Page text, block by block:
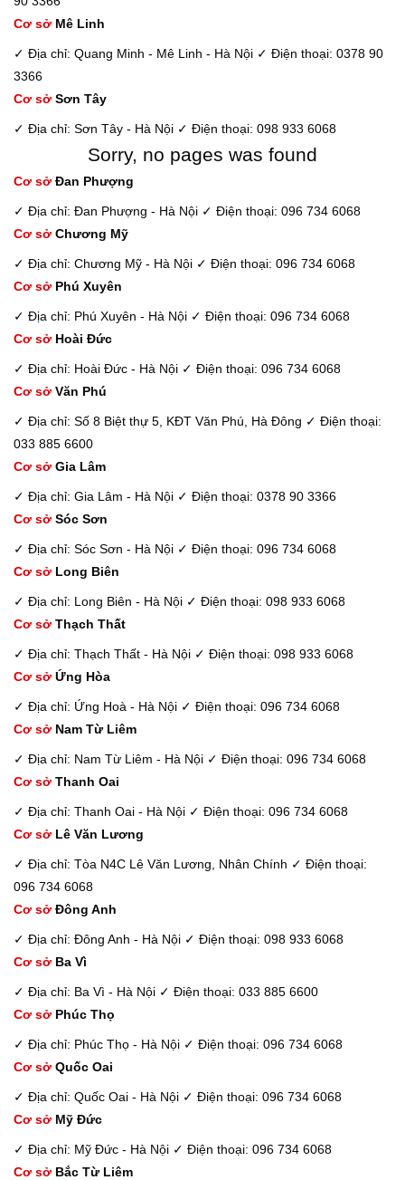
Cơ sở Mê Linh
✓ Địa chỉ: Quang Minh - Mê Linh - Hà Nội ✓ Điện thoại: 0378 90
3366
Cơ sở Sơn Tây
✓ Địa chỉ: Sơn Tây - Hà Nội ✓ Điện thoại: 098 933 6068
Sorry, no pages was found
Cơ sở Đan Phượng
✓ Địa chỉ: Đan Phượng - Hà Nội ✓ Điện thoại: 096 734 6068
Cơ sở Chương Mỹ
✓ Địa chỉ: Chương Mỹ - Hà Nội ✓ Điện thoại: 096 734 6068
Cơ sở Phú Xuyên
✓ Địa chỉ: Phú Xuyên - Hà Nội ✓ Điện thoại: 096 734 6068
Cơ sở Hoài Đức
✓ Địa chỉ: Hoài Đức - Hà Nội ✓ Điện thoại: 096 734 6068
Cơ sở Văn Phú
✓ Địa chỉ: Số 8 Biệt thự 5, KĐT Văn Phú, Hà Đông ✓ Điện thoại:
033 885 6600
Cơ sở Gia Lâm
✓ Địa chỉ: Gia Lâm - Hà Nội ✓ Điện thoại: 0378 90 3366
Cơ sở Sóc Sơn
✓ Địa chỉ: Sóc Sơn - Hà Nội ✓ Điện thoại: 096 734 6068
Cơ sở Long Biên
✓ Địa chỉ: Long Biên - Hà Nội ✓ Điện thoại: 098 933 6068
Cơ sở Thạch Thất
✓ Địa chỉ: Thạch Thất - Hà Nội ✓ Điện thoại: 098 933 6068
Cơ sở Ứng Hòa
✓ Địa chỉ: Ứng Hoà - Hà Nội ✓ Điện thoại: 096 734 6068
Cơ sở Nam Từ Liêm
✓ Địa chỉ: Nam Từ Liêm - Hà Nội ✓ Điện thoại: 096 734 6068
Cơ sở Thanh Oai
✓ Địa chỉ: Thanh Oai - Hà Nội ✓ Điện thoại: 096 734 6068
Cơ sở Lê Văn Lương
✓ Địa chỉ: Tòa N4C Lê Văn Lương, Nhân Chính ✓ Điện thoại:
096 734 6068
Cơ sở Đông Anh
✓ Địa chỉ: Đông Anh - Hà Nội ✓ Điện thoại: 098 933 6068
Cơ sở Ba Vì
✓ Địa chỉ: Ba Vì - Hà Nội ✓ Điện thoại: 033 885 6600
Cơ sở Phúc Thọ
✓ Địa chỉ: Phúc Thọ - Hà Nội ✓ Điện thoại: 096 734 6068
Cơ sở Quốc Oai
✓ Địa chỉ: Quốc Oai - Hà Nội ✓ Điện thoại: 096 734 6068
Cơ sở Mỹ Đức
✓ Địa chỉ: Mỹ Đức - Hà Nội ✓ Điện thoại: 096 734 6068
Cơ sở Bắc Từ Liêm